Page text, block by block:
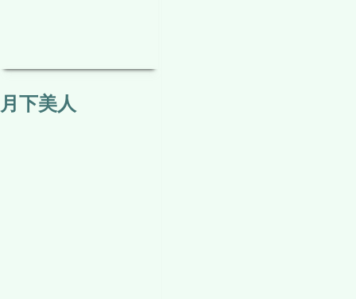
月下美人